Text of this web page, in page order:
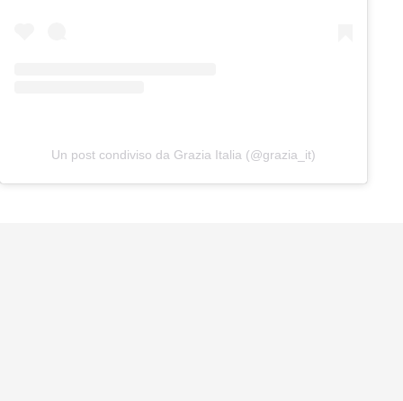
Un post condiviso da Grazia Italia (@grazia_it)